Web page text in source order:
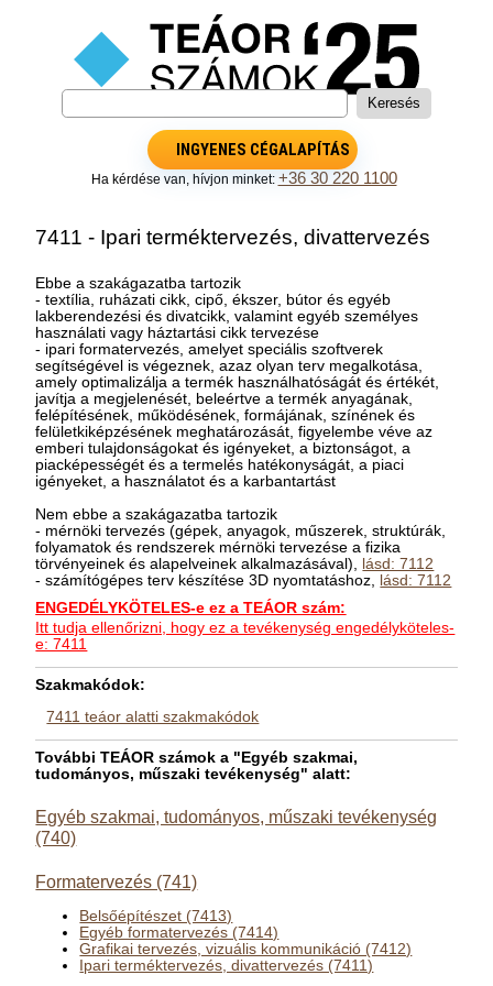
INGYENES CÉGALAPÍTÁS
Ha kérdése van, hívjon minket: +36 30 220 1100
7411 - Ipari terméktervezés, divattervezés
Ebbe a szakágazatba tartozik
- textília, ruházati cikk, cipő, ékszer, bútor és egyéb
lakberendezési és divatcikk, valamint egyéb személyes
használati vagy háztartási cikk tervezése
- ipari formatervezés, amelyet speciális szoftverek
segítségével is végeznek, azaz olyan terv megalkotása,
amely optimalizálja a termék használhatóságát és értékét,
javítja a megjelenését, beleértve a termék anyagának,
felépítésének, működésének, formájának, színének és
felületkiképzésének meghatározását, figyelembe véve az
emberi tulajdonságokat és igényeket, a biztonságot, a
piacképességét és a termelés hatékonyságát, a piaci
igényeket, a használatot és a karbantartást
Nem ebbe a szakágazatba tartozik
- mérnöki tervezés (gépek, anyagok, műszerek, struktúrák,
folyamatok és rendszerek mérnöki tervezése a fizika
törvényeinek és alapelveinek alkalmazásával), lásd: 7112
- számítógépes terv készítése 3D nyomtatáshoz, lásd: 7112
ENGEDÉLYKÖTELES-e ez a TEÁOR szám:
Itt tudja ellenőrizni, hogy ez a tevékenység engedélyköteles-
e: 7411
Szakmakódok:
7411 teáor alatti szakmakódok
További TEÁOR számok a "Egyéb szakmai,
tudományos, műszaki tevékenység" alatt:
Egyéb szakmai, tudományos, műszaki tevékenység
(740)
Formatervezés (741)
Belsőépítészet (7413)
Egyéb formatervezés (7414)
Grafikai tervezés, vizuális kommunikáció (7412)
Ipari terméktervezés, divattervezés (7411)